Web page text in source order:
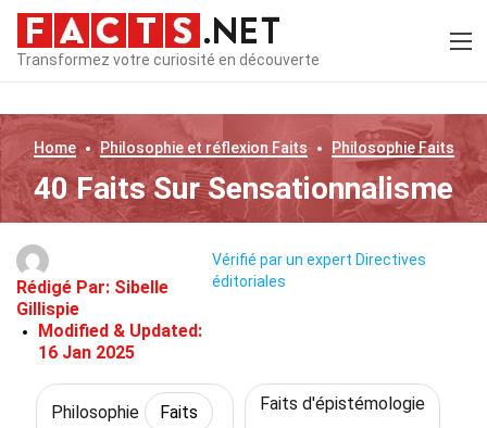
Transformez votre curiosité en découverte
Home Philosophie et réflexion Faits PhilosophieFaits
40 Faits Sur Sensationnalisme
Rédigé Par: Sibelle
Gillispie
Modified & Updated:
16 Jan 2025
Vérifié par un expert Directives
éditoriales
Philosophie Faits Faits d'épistémologie